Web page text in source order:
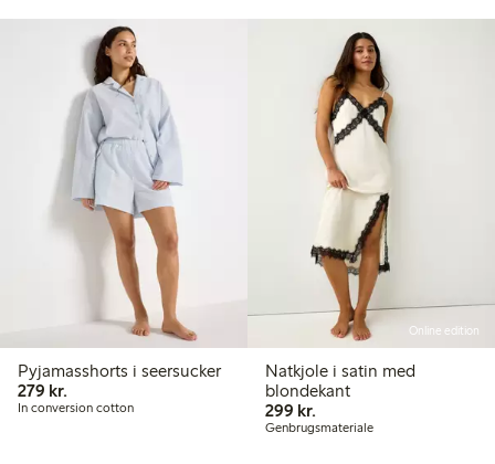
Pyjamasshorts i seersucker
279 kr.
In conversion cotton
Online edition
Natkjole i satin med
blondekant
299 kr.299,00 kr.
Genbrugsmateriale